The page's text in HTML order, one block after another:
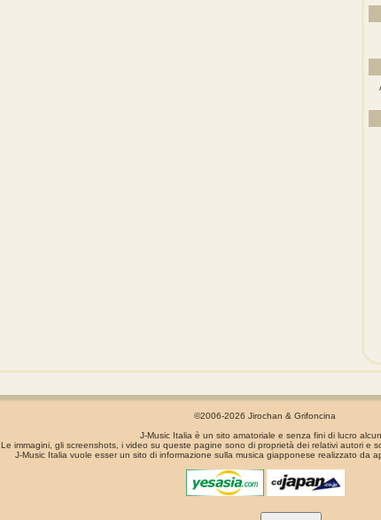
©2006-2026 Jirochan & Grifoncina
J-Music Italia è un sito amatoriale e senza fini di lucro
Le immagini, gli screenshots, i video su queste pagine sono di proprietà dei relativi autori e
J-Music Italia vuole esser un sito di informazione sulla musica giapponese realizzato da